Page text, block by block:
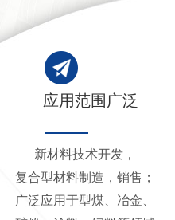
应用范围广泛
新材料技术开发，
复合型材料制造，销售；
广泛应用于型煤、冶金、